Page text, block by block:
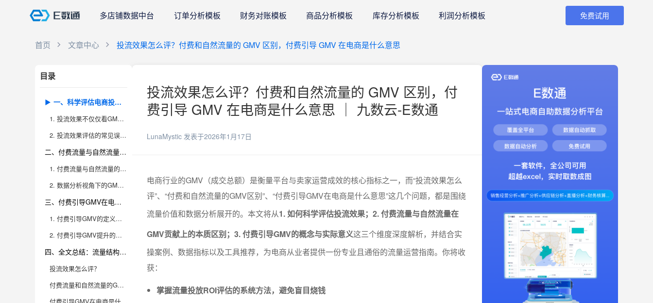
多店铺数据中台 订单分析模板 财务对账模板 商品分析模板 库存分析模板 利润分析模板 免费试用
首页 文章中心 投流效果怎么评？付费和自然流量的 GMV 区别，付费引导 GMV 在电商是什么意思
目录
一、科学评估电商投流效果的方法论
1. 投流效果不仅仅看GMV，系统评估才能避免“烧钱无效”
2. 投流效果评估的常见误区与优化建议
二、付费流量与自然流量在GMV贡献上的本质区别
1. 付费流量与自然流量的结构差异与运营策略
2. 数据分析视角下的GMV流量拆分与优化
三、付费引导GMV在电商运营中的实际意义与应用场景
1. 付费引导GMV的定义、价值及应用误区
2. 付费引导GMV提升的实操策略与案例解析
四、全文总结：流量结构分析与高质量GMV增长的核心要义
投流效果怎么评？
付费流量和自然流量的GMV区别体现在哪？
投流效果怎么评？付费和自然流量的 GMV 区别，付
费引导 GMV 在电商是什么意思 ｜ 九数云-E数通
LunaMystic 发表于2026年1月17日
电商行业的GMV（成交总额）是衡量平台与卖家运营成效的核心指标之一，而“投流效果怎么
评”、“付费和自然流量的GMV区别”、“付费引导GMV在电商是什么意思”这几个问题，都是围绕
流量价值和数据分析展开的。本文将从1. 如何科学评估投流效果；2. 付费流量与自然流量在
GMV贡献上的本质区别；3. 付费引导GMV的概念与实际意义这三个维度深度解析，并结合实
操案例、数据指标以及工具推荐，为电商从业者提供一份专业且通俗的流量运营指南。你将收
获：
掌握流量投放ROI评估的系统方法，避免盲目烧钱